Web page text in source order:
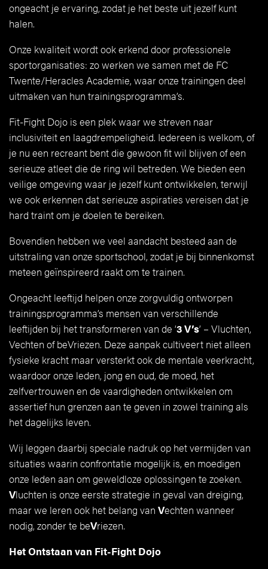
ongeacht je ervaring, zodat je het beste uit jezelf kunt
halen.
Onze kwaliteit wordt ook erkend door professionele
sportorganisaties: zo werken we samen met de FC
Twente/Heracles Academie, waar onze trainingen deel
uitmaken van hun trainingsprogramma’s.
Fit-Fight Dojo is een plek waar we streven naar
inclusiviteit en laagdrempeligheid. Iedereen is welkom, of
je nu een recreant bent die gewoon fit wil blijven of een
serieuze atleet die de ring wil betreden. We bieden een
veilige omgeving waar je jezelf kunt ontwikkelen, terwijl
we ook erkennen dat serieuze aspiraties vereisen dat je
hard traint om je doelen te bereiken.
Bovendien hebben we veel aandacht besteed aan de
uitstraling van onze sportschool, zodat je bij binnenkomst
meteen geïnspireerd raakt om te trainen.
Ongeacht leeftijd helpen onze zorgvuldig ontworpen
trainingsprogramma’s mensen van verschillende
leeftijden bij het transformeren van de ‘3 V’s’ – Vluchten,
Vechten of beVriezen. Deze aanpak cultiveert niet alleen
fysieke kracht maar versterkt ook de mentale veerkracht,
waardoor onze leden, jong en oud, de moed, het
zelfvertrouwen en de vaardigheden ontwikkelen om
assertief hun grenzen aan te geven in zowel training als
het dagelijks leven.
Wij leggen daarbij speciale nadruk op het vermijden van
situaties waarin confrontatie mogelijk is, en moedigen
onze leden aan om geweldloze oplossingen te zoeken.
Vluchten is onze eerste strategie in geval van dreiging,
maar we leren ook het belang van Vechten wanneer
nodig, zonder te beVriezen.
Het Ontstaan van Fit-Fight Dojo